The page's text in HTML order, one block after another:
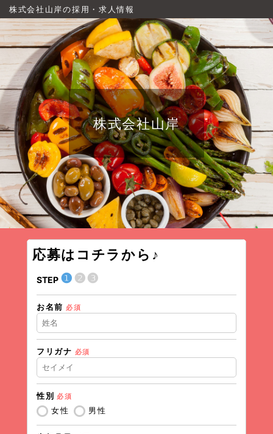
株式会社山岸の採用・求人情報
株式会社山岸
応募はコチラから♪
STEP ❶❷❸
お名前 必須
フリガナ 必須
性別 必須
女性 男性